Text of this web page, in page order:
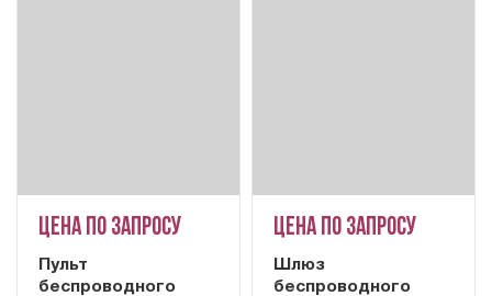
Цена по запросу
Пульт
беспроводного
Цена по запросу
Шлюз
беспроводного